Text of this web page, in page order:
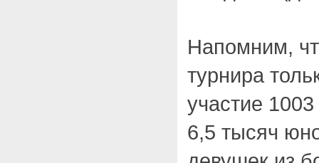
Напомним,
турнира
участие
6,5 тысяч